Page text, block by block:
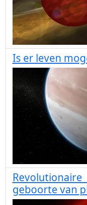
Is er leven
geboorte van